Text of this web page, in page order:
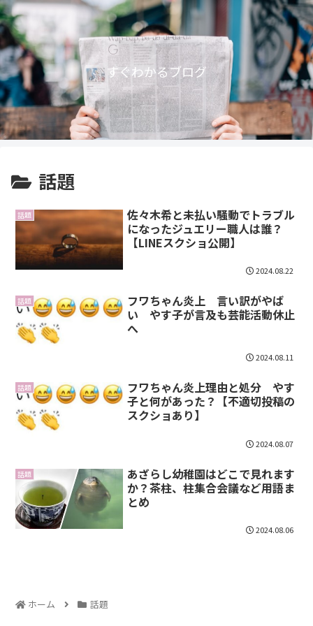
すぐわかるブログ
話題
話題
佐々木希と未払い騒動でトラブル
になったジュエリー職人は誰？
【LINEスクショ公開】
2024.08.22
話題
フワちゃん炎上 言い訳がやば
い やす子が言及も芸能活動休止
へ
2024.08.11
話題
フワちゃん炎上理由と処分 やす
子と何があった？【不適切投稿の
スクショあり】
2024.08.07
話題
あざらし幼稚園はどこで見れます
か？茶柱、柱集合会議など用語ま
とめ
2024.08.06
ホーム 話題